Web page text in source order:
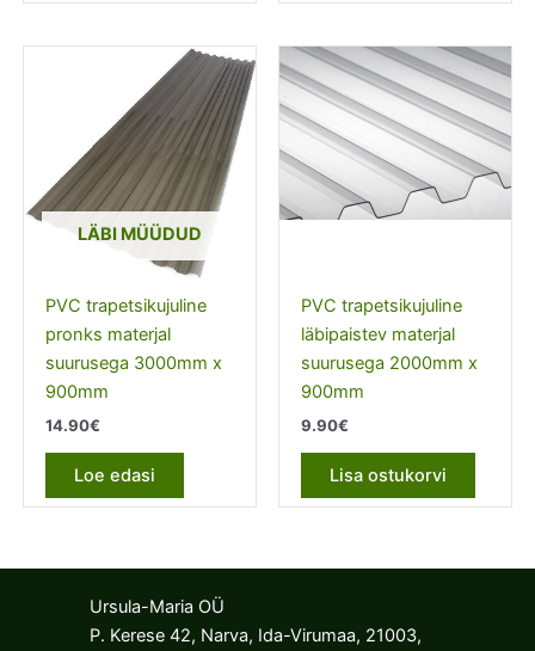
LÄBI MÜÜDUD
PVC trapetsikujuline
pronks materjal
suurusega 3000mm x
900mm
14.90€
Loe edasi
PVC trapetsikujuline
läbipaistev materjal
suurusega 2000mm x
900mm
9.90€
Lisa ostukorvi
Ursula-Maria OÜ
P. Kerese 42, Narva, Ida-Virumaa, 21003,